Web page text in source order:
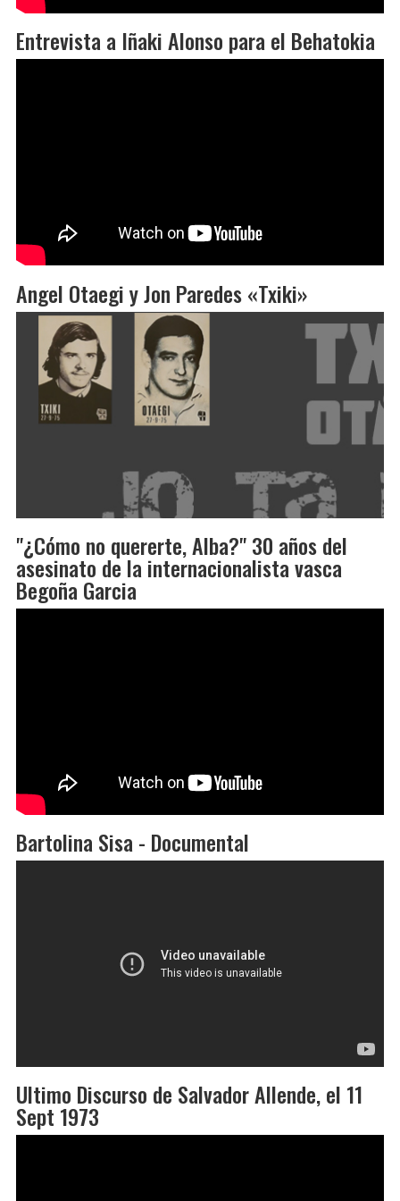
Entrevista a Iñaki Alonso para el Behatokia
Angel Otaegi y Jon Paredes «Txiki»
"¿Cómo no quererte, Alba?" 30 años del
asesinato de la internacionalista vasca
Begoña Garcia
Bartolina Sisa - Documental
Ultimo Discurso de Salvador Allende, el 11
Sept 1973